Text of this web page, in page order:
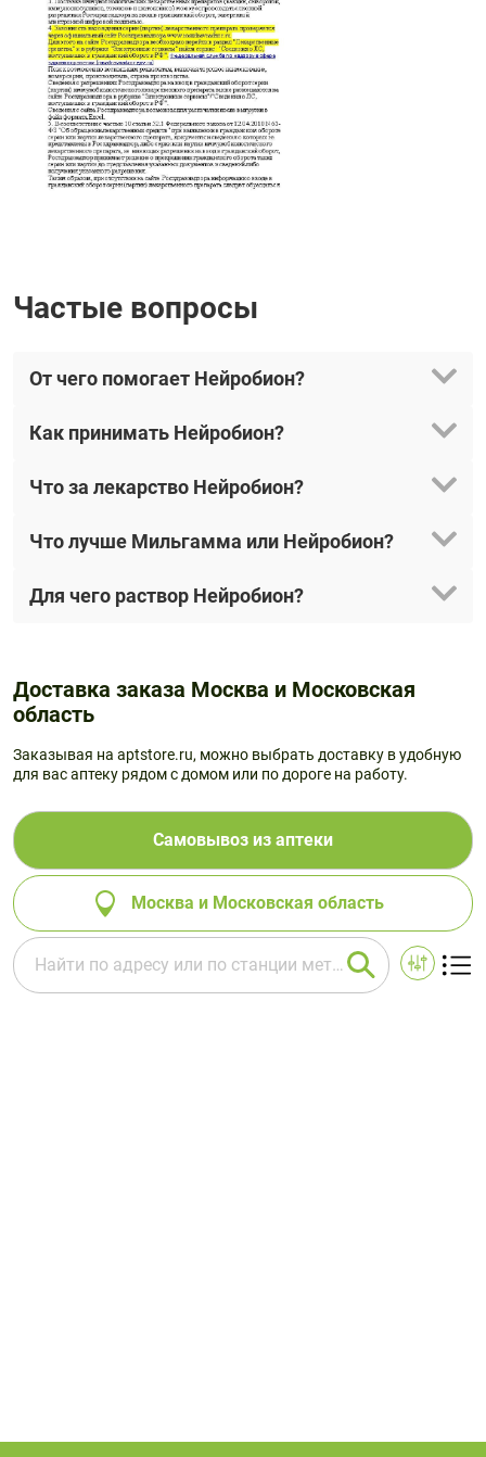
Частые вопросы
От чего помогает Нейробион?
Как принимать Нейробион?
Что за лекарство Нейробион?
Что лучше Мильгамма или Нейробион?
Для чего раствор Нейробион?
Доставка заказа Москва и Московская
область
Заказывая на aptstore.ru, можно выбрать доставку в удобную
для вас аптеку рядом с домом или по дороге на работу.
Самовывоз из аптеки
Москва и Московская область